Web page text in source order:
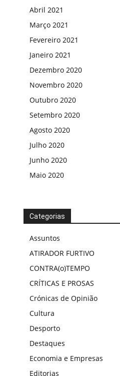
Abril 2021
Março 2021
Fevereiro 2021
Janeiro 2021
Dezembro 2020
Novembro 2020
Outubro 2020
Setembro 2020
Agosto 2020
Julho 2020
Junho 2020
Maio 2020
Categorias
Assuntos
ATIRADOR FURTIVO
CONTRA(o)TEMPO
CRÍTICAS E PROSAS
Crónicas de Opinião
Cultura
Desporto
Destaques
Economia e Empresas
Editorias